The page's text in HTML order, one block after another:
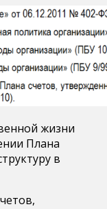
жизни
Плана
в